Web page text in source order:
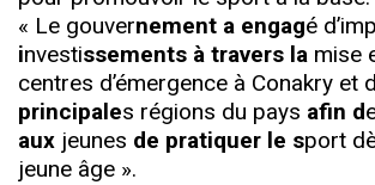
« Le gouvernement a engagé
investissements à travers la mise
centres d’émergence à Conakry et
principales régions du pays afin d
aux jeunes de pratiquer le sport
jeune âge ».